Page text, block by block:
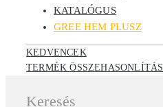
KATALÓGUS
GREE HEM PLUSZ
KEDVENCEK
TERMÉK ÖSSZEHASONLÍTÁS
Keresés